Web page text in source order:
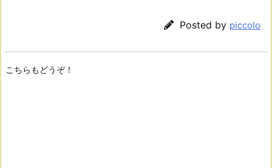
Posted by piccolo
こちらもどうぞ！